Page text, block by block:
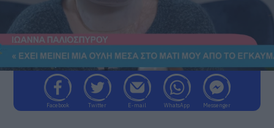
Facebook Twitter E-mail WhatsApp Messenger